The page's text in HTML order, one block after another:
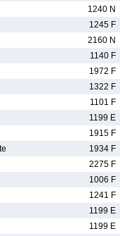
1240 N
1245 F
2160 N
1140 F
1972 F
1322 F
1101 F
1199 E
1915 F
1934 F
2275 F
1006 F
1241 F
1199 E
1199 E